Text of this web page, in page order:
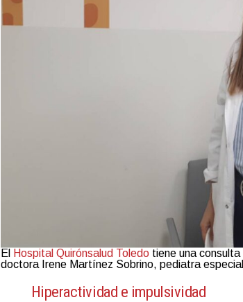
El Hospital Quirónsalud Toledo tiene una
doctora Irene Martínez Sobrino, pediatra
Hiperactividad e impulsividad